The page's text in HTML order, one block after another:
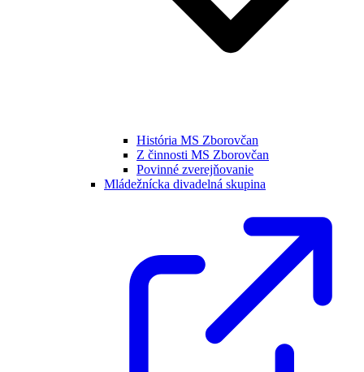
História MS Zborovčan
Z činnosti MS Zborovčan
Povinné zverejňovanie
Mládežnícka divadelná skupina